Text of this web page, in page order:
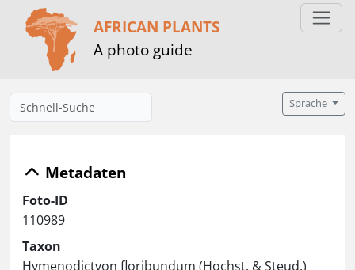
AFRICAN PLANTS
A photo guide
Sprache
Metadaten
Foto-ID
110989
Taxon
Hymenodictyon floribundum (Hochst. & Steud.)